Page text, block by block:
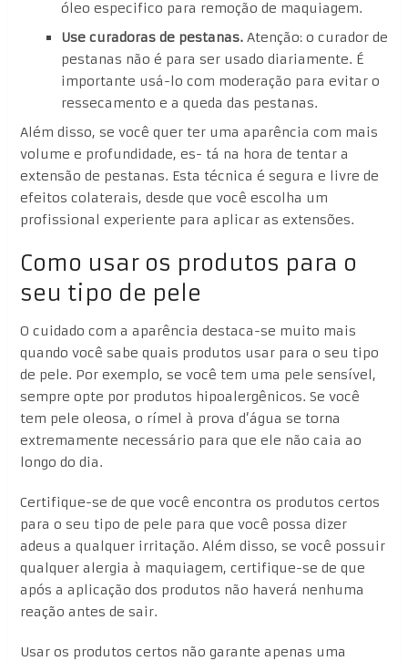
óleo especifico para remoção de maquiagem.
Use curadoras de pestanas.Atenção: o curador de
pestanas não é para ser usado diariamente. É
importante usá-lo com moderação para evitar o
ressecamento e a queda das pestanas.
Além disso, se você quer ter uma aparência com mais
volume e profundidade, es- tá na hora de tentar a
extensão de pestanas. Esta técnica é segura e livre de
efeitos colaterais, desde que você escolha um
profissional experiente para aplicar as extensões.
Como usar os produtos para o
seu tipo de pele
O cuidado com a aparência destaca-se muito mais
quando você sabe quais produtos usar para o seu tipo
de pele. Por exemplo, se você tem uma pele sensível,
sempre opte por produtos hipoalergênicos. Se você
tem pele oleosa, o rímel à prova d’água se torna
extremamente necessário para que ele não caia ao
longo do dia.
Certifique-se de que você encontra os produtos certos
para o seu tipo de pele para que você possa dizer
adeus a qualquer irritação. Além disso, se você possuir
qualquer alergia à maquiagem, certifique-se de que
após a aplicação dos produtos não haverá nenhuma
reação antes de sair.
Usar os produtos certos não garante apenas uma